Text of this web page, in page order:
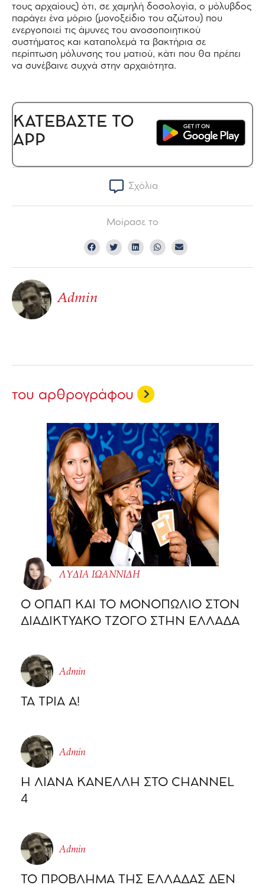
τους αρχαίους) ότι, σε χαμηλή δοσολογία, ο μόλυβδος
παράγει ένα μόριο (μονοξείδιο του αζώτου) που
ενεργοποιεί τις άμυνες του ανοσοποιητικού
συστήματος και καταπολεμά τα βακτήρια σε
περίπτωση μόλυνσης του ματιού, κάτι που θα πρέπει
να συνέβαινε συχνά στην αρχαιότητα.
ΚΑΤΕΒΑΣΤΕ ΤΟ
APP
Σχόλια
Μοίρασε το
Admin
του αρθρογράφου
ΛΥΔΙΑ ΙΩΑΝΝΙΔΗ
O ΟΠΑΠ ΚΑΙ ΤΟ ΜΟΝΟΠΩΛΙΟ ΣΤΟΝ
ΔΙΑΔΙΚΤΥΑΚΟ ΤΖΟΓΟ ΣΤΗΝ ΕΛΛΑΔΑ
Admin
ΤΑ ΤΡΙΑ Α!
Admin
Η ΛΙΑΝΑ ΚΑΝΕΛΛΗ ΣΤΟ CHΑΝΝΕL
4
Admin
ΤΟ ΠΡΟΒΛΗΜΑ ΤΗΣ ΕΛΛΑΔΑΣ ΔΕΝ